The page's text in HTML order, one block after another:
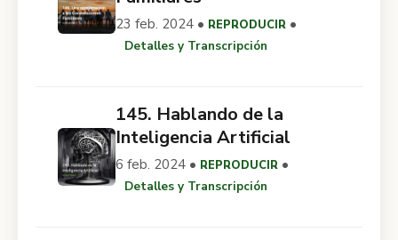
23 feb. 2024 • REPRODUCIR •
Detalles y Transcripción
145. Hablando de la
Inteligencia Artificial
6 feb. 2024 • REPRODUCIR •
Detalles y Transcripción